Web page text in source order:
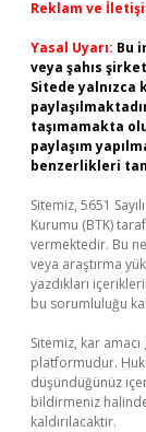
Reklam ve
Yasal Uyarı: Bu
veya şahıs
Sitede yalnızca
taşımamakta
paylaşım
benzerlikleri
Sitemiz, 5651
Kurumu (BTK)
vermektedir. Bu
veya araştırma
yazdıkları
bu sorumluluğu
Sitemiz, kar
platformudur.
düşündüğünüz
bildirmeniz
kaldırılacaktır.